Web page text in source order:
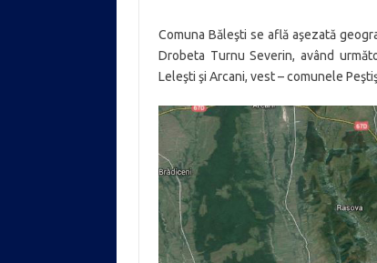
Comuna Băleşti se află aşezată
Drobeta Turnu Severin, având
Leleşti şi Arcani, vest – comunele